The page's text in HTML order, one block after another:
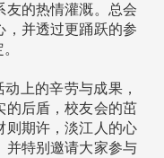
友的热情灌溉。总会
，并透过更踊跃的参
上的辛劳与成果，
的后盾，校友会的茁
则期许，淡江人的心
并特别邀请大家参与